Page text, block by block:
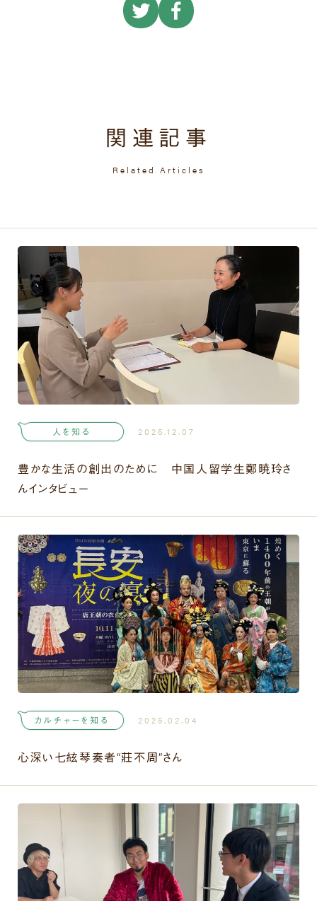
関連記事
Related Articles
豊かな生活の創出のために 中国人留学生鄭暁玲さ
んインタビュー
2025.12.07
人を知る
心深い七絃琴奏者“莊不周”さん
2025.02.04
カルチャーを知る